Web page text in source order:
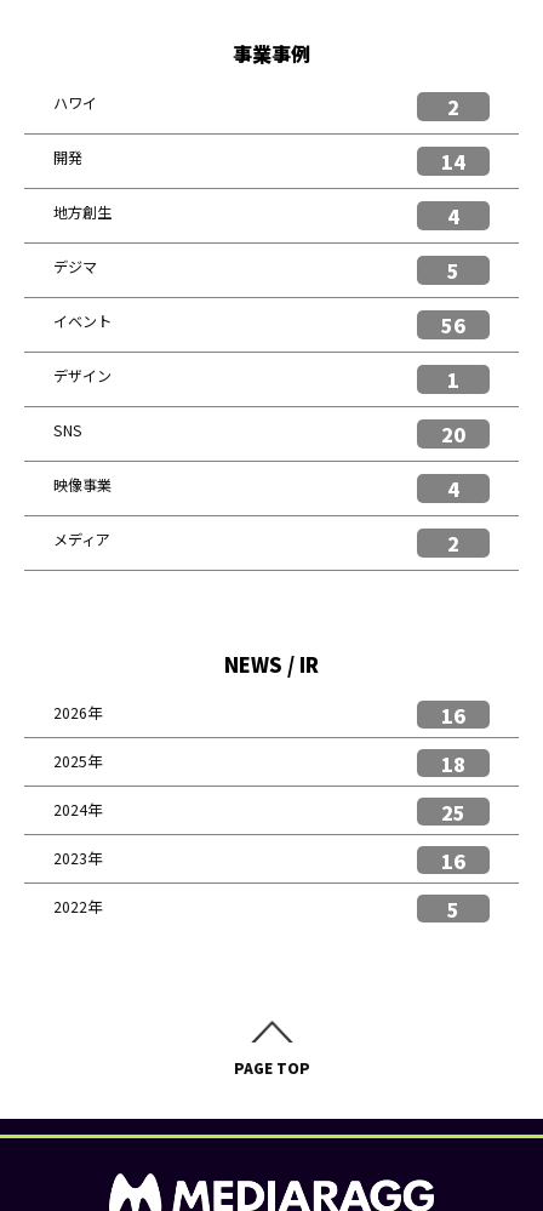
事業事例
ハワイ 2
開発 14
地方創生 4
デジマ 5
イベント 56
デザイン 1
SNS 20
映像事業 4
メディア 2
NEWS / IR
2026年 16
2025年 18
2024年 25
2023年 16
2022年 5
PAGE TOP